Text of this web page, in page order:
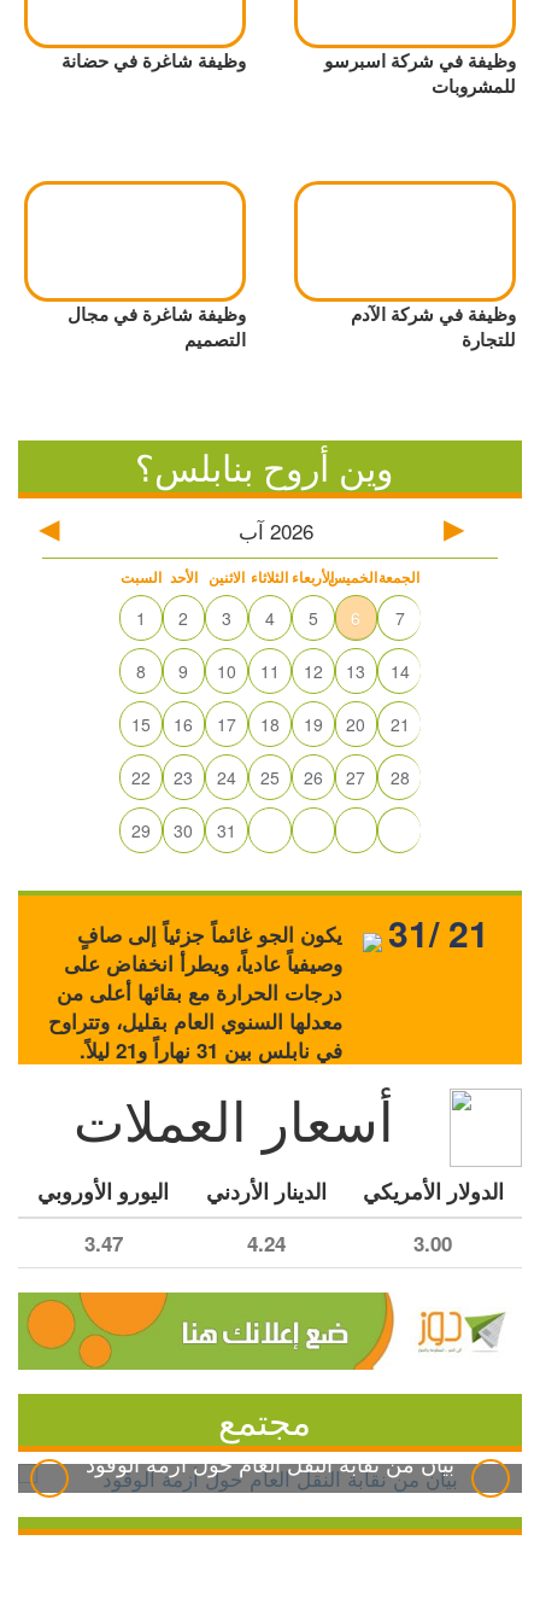
وظيفة في شركة اسبرسو
للمشروبات
وظيفة شاغرة في حضانة
وظيفة في شركة الآدم
للتجارة
وظيفة شاغرة في مجال
التصميم
وين أروح بنابلس؟
2026 آب
السبت الأحد الاثنين الثلاثاء الأربعاءالخميسالجمعة
1 2 3 4 5 6 7
8 9 10 11 12 13 14
15 16 17 18 19 20 21
22 23 24 25 26 27 28
29 30 31
يكون الجو غائماً جزئياً إلى صافٍ
وصيفياً عادياً، ويطرأ انخفاض على
درجات الحرارة مع بقائها أعلى من
معدلها السنوي العام بقليل، وتتراوح
في نابلس بين 31 نهاراً و21 ليلاً.
31/ 21
أسعار العملات
الدولار الأمريكي الدينار الأردني اليورو الأوروبي
3.00
4.24
3.47
مجتمع
بيان من نقابة النقل العام حول أزمة الوقود